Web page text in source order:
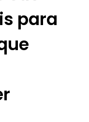
para